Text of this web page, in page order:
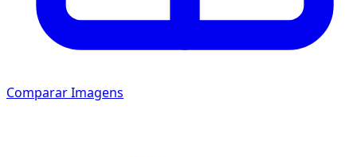
Comparar Imagens